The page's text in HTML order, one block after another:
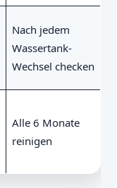
Nach jedem
Wassertank-
Wechsel checken
Alle 6 Monate
reinigen